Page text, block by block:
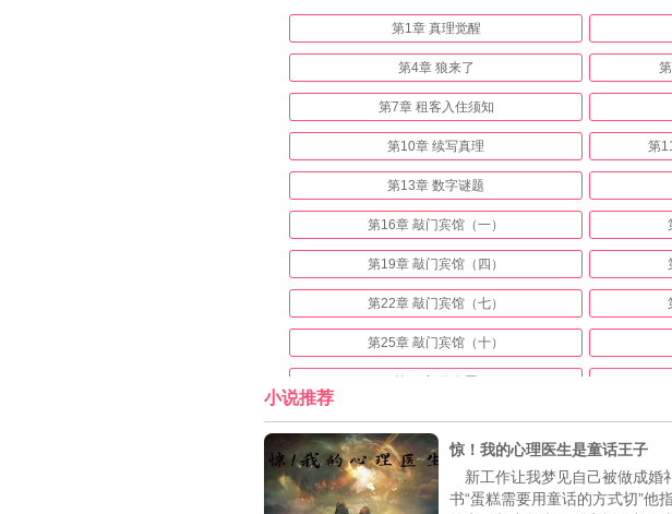
第1章 真理觉醒
第4章 狼来了
第7章 租客入住须知
第10章 续写真理 第
第13章 数字谜题
第16章 敲门宾馆（一）
第19章 敲门宾馆（四）
第22章 敲门宾馆（七）
第25章 敲门宾馆（十）
第31章 天才与疯子
第34章 城市守卫战（一）
第37章 城市守卫战（三）
小说推荐
惊！我的心理医生是童话王子
新工作让我梦见自己被做成婚
书“蛋糕需要用童话的方式切”他